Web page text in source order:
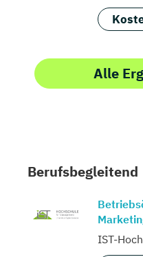
Alle
Berufsbegleitend
IST-